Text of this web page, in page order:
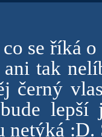
se říká
tak
černý
lepší
netýká :D.